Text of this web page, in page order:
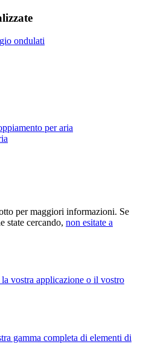
ondulati
per aria
per maggiori informazioni. Se
state cercando, non esitate a
vostra applicazione o il vostro
gamma completa di elementi di